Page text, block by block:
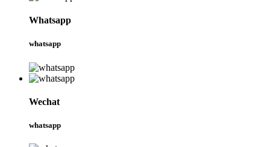
Whatsapp
whatsapp
Wechat
whatsapp